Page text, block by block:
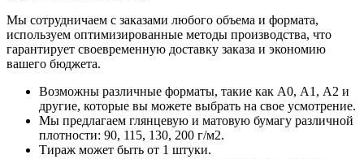
Мы сотрудничаем с заказами любого объема и формата,
используем оптимизированные методы производства, что
гарантирует своевременную доставку заказа и экономию
вашего бюджета.
Возможны различные форматы, такие как А0, А1, А2 и
другие, которые вы можете выбрать на свое усмотрение.
Мы предлагаем глянцевую и матовую бумагу различной
плотности: 90, 115, 130, 200 г/м2.
Тираж может быть от 1 штуки.